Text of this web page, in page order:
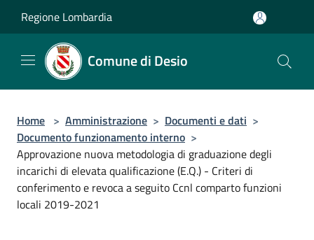
Regione Lombardia
Comune di Desio
Home > Amministrazione > Documenti e dati >
Documento funzionamento interno >
Approvazione nuova metodologia di graduazione degli
incarichi di elevata qualificazione (E.Q.) - Criteri di
conferimento e revoca a seguito Ccnl comparto funzioni
locali 2019-2021